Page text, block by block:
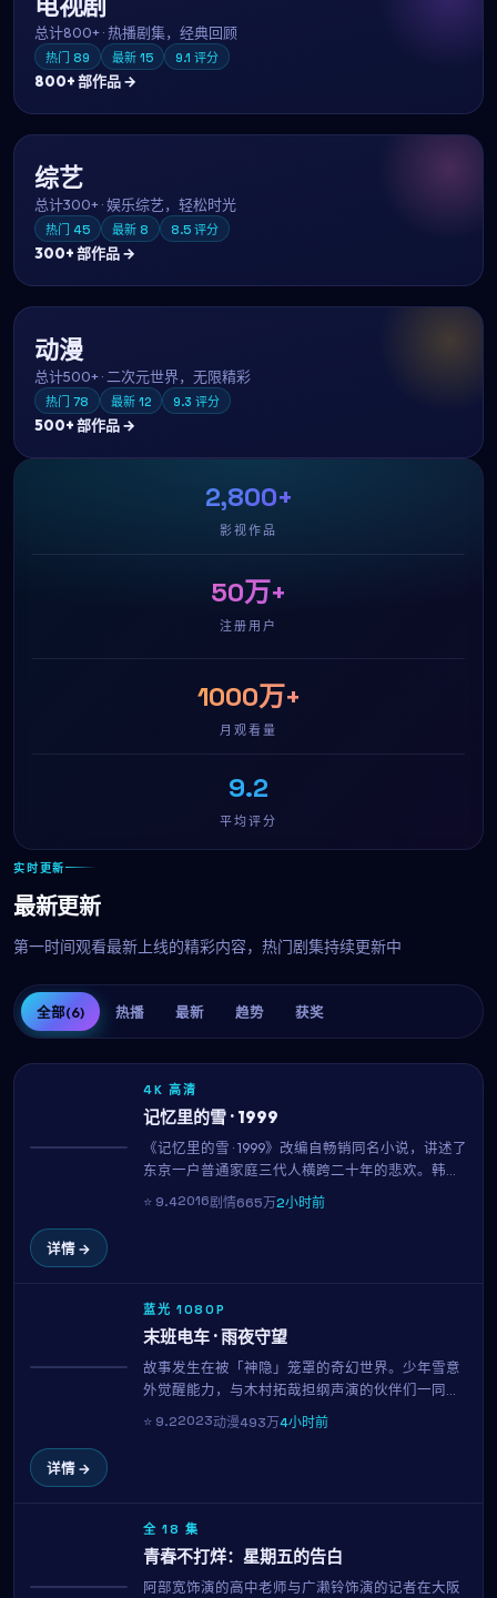
总计800+·热播剧集，经典回顾
热门 89 最新 15 9.1 评分
800+部作品 →
综艺
总计300+·娱乐综艺，轻松时光
热门 45 最新 8 8.5 评分
300+部作品 →
动漫
总计500+· 二次元世界，无限精彩
热门 78 最新 12 9.3 评分
500+部作品 →
2,800+
影视作品
50万+
注册用户
1000万+
月观看量
9.2
平均评分
实时更新
最新更新
第一时间观看最新上线的精彩内容，热门剧集持续更新中
全部(6) 热播 最新 趋势 获奖
4K 高清
记忆里的雪 · 1999
《记忆里的雪 · 1999》改编自畅销同名小说，讲述了
东京一户普通家庭三代人横跨二十年的悲欢。韩孝
周、朴叙俊、二宫和也三位实力派演员贡献了教科
书级表演。新海诚用平实的镜头记录时代变迁中的
⭐ 9.42016剧情665万2小时前
详情 →
蓝光 1080P
末班电车 · 雨夜守望
故事发生在被「神隐」笼罩的奇幻世界。少年雪意
外觉醒能力，与木村拓哉担纲声演的伙伴们一同对
抗即将吞噬世界的力量。中岛哲也的画面美学与配
乐令人沉醉，每一集都欲罢不能。
⭐ 9.22023动漫493万4小时前
详情 →
全 18 集
青春不打烊：星期五的告白
阿部宽饰演的高中老师与广濑铃饰演的记者在大阪